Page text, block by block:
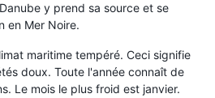
y prend sa source et se
en Mer Noire.
maritime tempéré. Ceci signifie
doux. Toute l'année connaît de
Le mois le plus froid est janvier.